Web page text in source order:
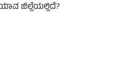
ಜಿಲ್ಲೆಯಲ್ಲಿದೆ?